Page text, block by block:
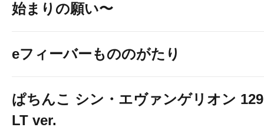
始まりの願い〜
eフィーバーもののがたり
ぱちんこ シン・エヴァンゲリオン 129
LT ver.